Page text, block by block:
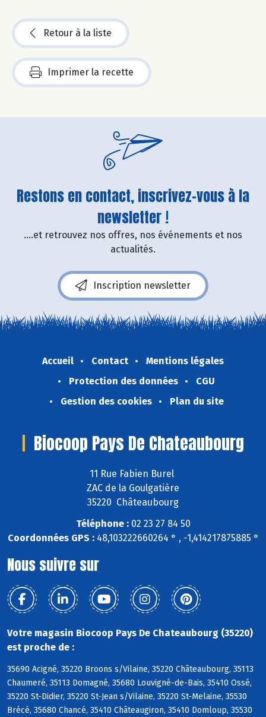
Retour à la liste
Imprimer la recette
Restons en contact, inscrivez-vous à la
newsletter !
....et retrouvez nos offres, nos événements et nos
actualités.
Inscription newsletter
Accueil Contact
Mentions légales
Protection des données
CGU
Gestion des cookies
Plan du site
Biocoop Pays De Chateaubourg
11 Rue Fabien Burel
ZAC de la Goulgatière
35220 Châteaubourg
Téléphone :02 23 27 84 50
Coordonnées GPS :48,103222660264 ° , -1,414217875885 °
Nous suivre sur
Votre magasin Biocoop Pays De Chateaubourg (35220)
est proche de :
35690 Acigné, 35220 Broons s/Vilaine, 35220 Châteaubourg, 35113
Chaumeré, 35113 Domagné, 35680 Louvigné-de-Bais, 35410 Ossé,
35220 St-Didier, 35220 St-Jean s/Vilaine, 35220 St-Melaine, 35530
Brécé, 35680 Chancé, 35410 Châteaugiron, 35410 Domloup, 35530